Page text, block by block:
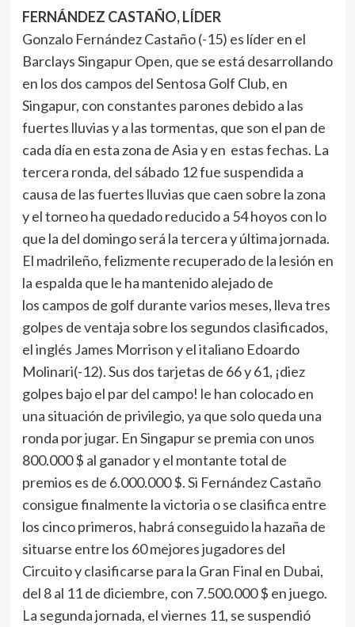
FERNÁNDEZ CASTAÑO, LÍDER
Gonzalo Fernández Castaño (-15) es líder en el
Barclays Singapur Open, que se está desarrollando
en los dos campos del Sentosa Golf Club, en
Singapur, con constantes parones debido a las
fuertes lluvias y a las tormentas, que son el pan de
cada día en esta zona de Asia y en estas fechas. La
tercera ronda, del sábado 12 fue suspendida a
causa de las fuertes lluvias que caen sobre la zona
y el torneo ha quedado reducido a 54 hoyos con lo
que la del domingo será la tercera y última jornada.
El madrileño, felizmente recuperado de la lesión en
la espalda que le ha mantenido alejado de
los campos de golf durante varios meses, lleva tres
golpes de ventaja sobre los segundos clasificados,
el inglés James Morrison y el italiano Edoardo
Molinari(-12). Sus dos tarjetas de 66 y 61, ¡diez
golpes bajo el par del campo! le han colocado en
una situación de privilegio, ya que solo queda una
ronda por jugar. En Singapur se premia con unos
800.000 $ al ganador y el montante total de
premios es de 6.000.000 $. Si Fernández Castaño
consigue finalmente la victoria o se clasifica entre
los cinco primeros, habrá conseguido la hazaña de
situarse entre los 60 mejores jugadores del
Circuito y clasificarse para la Gran Final en Dubai,
del 8 al 11 de diciembre, con 7.500.000 $ en juego.
La segunda jornada, el viernes 11, se suspendió